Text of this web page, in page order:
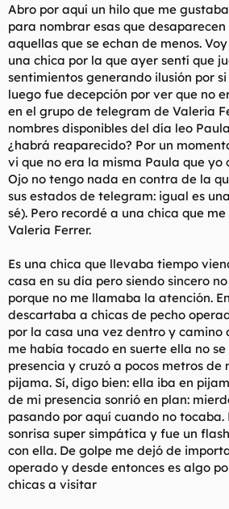
d
e
l
t
e
a
i
c
i
o
Abro por aquí un hilo que me
para nombrar esas que
aquellas que se echan de menos.
una chica por la que ayer sentí que
sentimientos generando ilusión por
luego fue decepción por ver que no
en el grupo de telegram de Valeria
nombres disponibles del día leo
¿habrá reaparecido? Por un
vi que no era la misma Paula que yo
Ojo no tengo nada en contra de la
sus estados de telegram: igual es
sé). Pero recordé a una chica que
Valeria Ferrer.
Es una chica que llevaba tiempo
casa en su día pero siendo sincero
porque no me llamaba la atención.
descartaba a chicas de pecho
por la casa una vez dentro y camino
me había tocado en suerte ella no
presencia y cruzó a pocos metros de
pijama. Sí, digo bien: ella iba en
de mi presencia sonrió en plan:
pasando por aquí cuando no tocaba.
sonrisa super simpática y fue un
con ella. De golpe me dejó de
operado y desde entonces es algo
chicas a visitar